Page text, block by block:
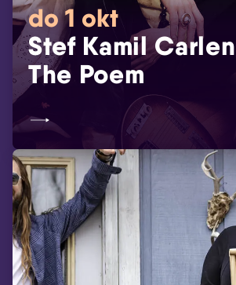
do 1 okt
Stef Kamil
The Poem